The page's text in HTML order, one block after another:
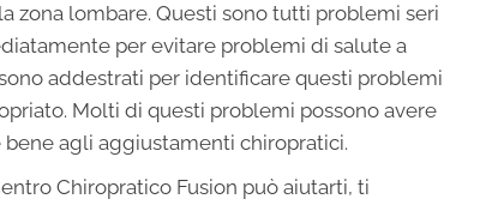
zona lombare. Questi sono tutti problemi seri
per evitare problemi di salute a
addestrati per identificare questi problemi
Molti di questi problemi possono avere
agli aggiustamenti chiropratici.
Chiropratico Fusion può aiutarti, ti